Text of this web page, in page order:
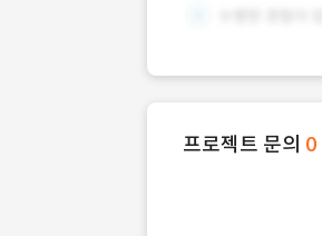
프로젝트 문의 0